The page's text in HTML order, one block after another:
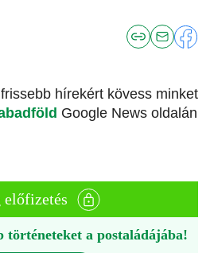
hírekért kövess minket
Google News oldalán
előfizetés
történeteket a postaládájába!